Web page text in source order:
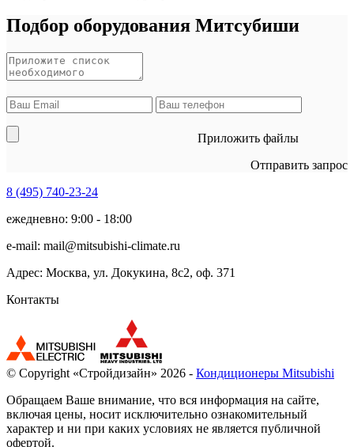
Подбор оборудования Митсубиши
Приложить файлы
Отправить запрос
8 (495) 740-23-24
ежедневно: 9:00 - 18:00
e-mail: mail@mitsubishi-climate.ru
Адрес: Москва, ул. Докукина, 8с2, оф. 371
Контакты
© Copyright «Стройдизайн» 2026 - Кондиционеры Mitsubishi
Обращаем Ваше внимание, что вся информация на сайте,
включая цены, носит исключительно ознакомительный
характер и ни при каких условиях не является публичной
офертой.